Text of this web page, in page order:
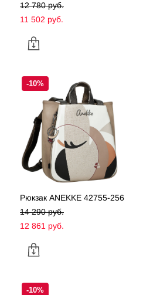
12 780 pуб.
11 502 pуб.
-10%
Рюкзак ANEKKE 42755-256
14 290 pуб.
12 861 pуб.
-10%